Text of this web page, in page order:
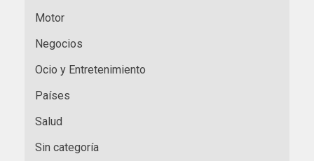
Motor
Negocios
Ocio y Entretenimiento
Países
Salud
Sin categoría